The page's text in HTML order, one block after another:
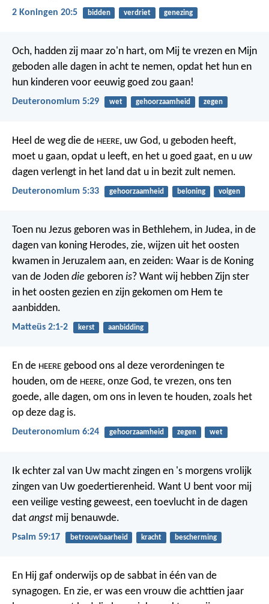
2 Koningen 20:5 bidden verdriet genezing
Och, hadden zij maar zo'n hart, om Mij te vrezen en Mijn
geboden alle dagen in acht te nemen, opdat het hun en
hun kinderen voor eeuwig goed zou gaan!
Deuteronomium 5:29 wet gehoorzaamheid zegen
Heel de weg die de HEERE, uw God, u geboden heeft,
moet u gaan, opdat u leeft, en het u goed gaat, en u uw
dagen verlengt in het land dat u in bezit zult nemen.
Deuteronomium 5:33 gehoorzaamheid beloning volgen
Toen nu Jezus geboren was in Bethlehem, in Judea, in de
dagen van koning Herodes, zie, wijzen uit het oosten
kwamen in Jeruzalem aan, en zeiden: Waar is de Koning
van de Joden die geboren is? Want wij hebben Zijn ster
in het oosten gezien en zijn gekomen om Hem te
aanbidden.
Matteüs 2:1-2 kerst aanbidding
En de HEERE gebood ons al deze verordeningen te
houden, om de HEERE, onze God, te vrezen, ons ten
goede, alle dagen, om ons in leven te houden, zoals het
op deze dag is.
Deuteronomium 6:24 gehoorzaamheid zegen wet
Ik echter zal van Uw macht zingen en 's morgens vrolijk
zingen van Uw goedertierenheid. Want U bent voor mij
een veilige vesting geweest, een toevlucht in de dagen
dat angst mij benauwde.
Psalm 59:17 betrouwbaarheid kracht bescherming
En Hij gaf onderwijs op de sabbat in één van de
synagogen. En zie, er was een vrouw die achttien jaar